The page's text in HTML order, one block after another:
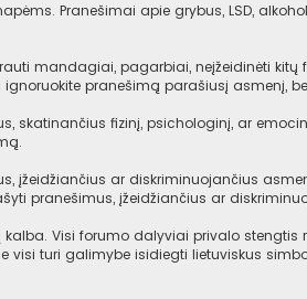
Pranešimai apie grybus, LSD,
mandagiai, pagarbiai, neįžeidinėti
ignoruokite pranešimą parašiusį
skatinančius fizinį, psichologinį, ar
įžeidžiančius ar diskriminuojančius
pranešimus, įžeidžiančius ar
Visi forumo dalyviai privalo
visi turi galimybe isidiegti lietuviskus